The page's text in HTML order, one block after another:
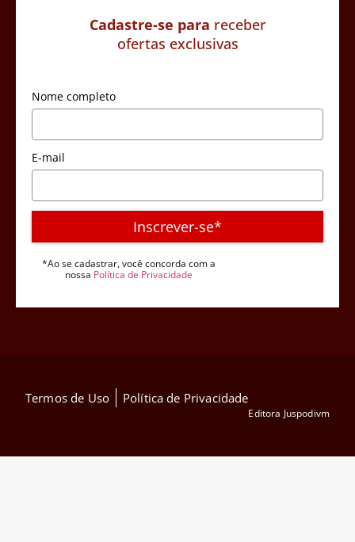
Cadastre-se para receber
ofertas exclusivas
Nome completo
E-mail
Inscrever-se*
*Ao se cadastrar, você concorda com a
nossa Política de Privacidade
Termos de Uso Política de Privacidade
Editora Juspodivm